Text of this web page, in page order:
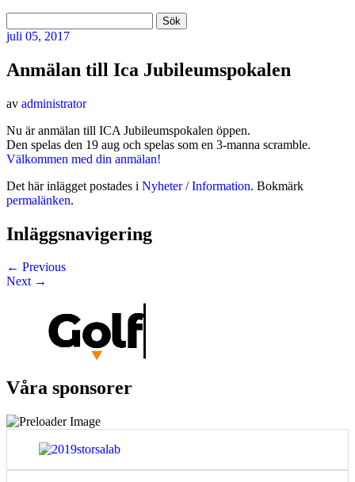
efter:
juli 05, 2017
Anmälan till Ica Jubileumspokalen
av administrator
Nu är anmälan till ICA Jubileumspokalen öppen.
Den spelas den 19 aug och spelas som en 3-manna scramble.
Välkommen med din anmälan!
Det här inlägget postades i Nyheter / Information. Bokmärk
permalänken.
Inläggsnavigering
← Previous
Next →
Våra sponsorer